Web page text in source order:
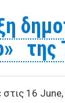
της
στις 16